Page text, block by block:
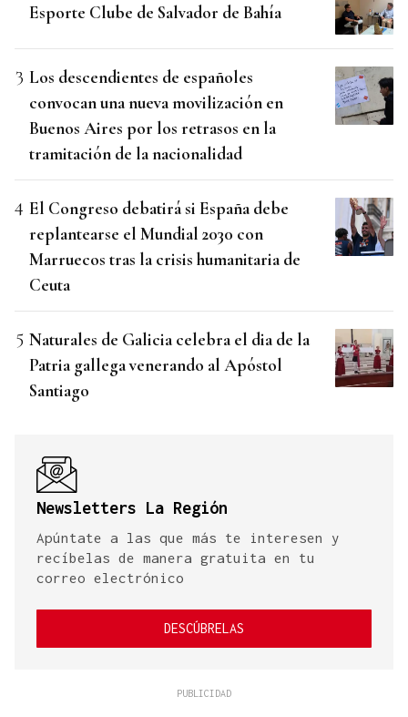
Esporte Clube de Salvador de Bahía
Los descendientes de españoles
convocan una nueva movilización en
Buenos Aires por los retrasos en la
tramitación de la nacionalidad
El Congreso debatirá si España debe
replantearse el Mundial 2030 con
Marruecos tras la crisis humanitaria de
Ceuta
Naturales de Galicia celebra el dia de la
Patria gallega venerando al Apóstol
Santiago
Newsletters La Región
Apúntate a las que más te interesen y
recíbelas de manera gratuita en tu
correo electrónico
DESCÚBRELAS